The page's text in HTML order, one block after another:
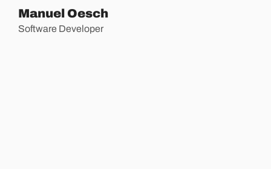
Manuel Oesch
Software Developer